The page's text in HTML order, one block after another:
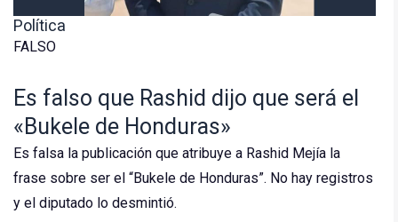
Política
FALSO
Es falso que Rashid dijo que será el
«Bukele de Honduras»
Es falsa la publicación que atribuye a Rashid Mejía la
frase sobre ser el “Bukele de Honduras”. No hay registros
y el diputado lo desmintió.